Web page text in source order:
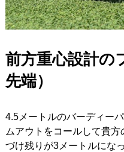
前方重心設計の
先端）
4.5メートルのバーディー
ムアウトをコールして貴
づけ残りが3メートルにな